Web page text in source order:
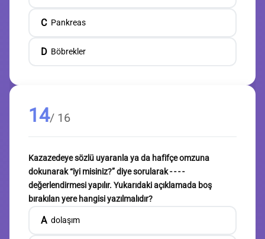
C Pankreas
D Böbrekler
14/ 16
Kazazedeye sözlü uyaranla ya da hafifçe omzuna
dokunarak “iyi misiniz?” diye sorularak - - - -
değerlendirmesi yapılır. Yukarıdaki açıklamada boş
bırakılan yere hangisi yazılmalıdır?
A dolaşım